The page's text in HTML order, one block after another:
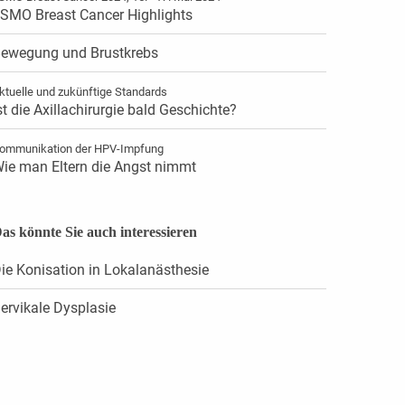
Breast Cancer Highlights
und Brustkrebs
und zukünftige Standards
die Axillachirurgie bald Geschichte?
der HPV-Impfung
man Eltern die Angst nimmt
könnte Sie auch interessieren
Konisation in Lokalanästhesie
Dysplasie